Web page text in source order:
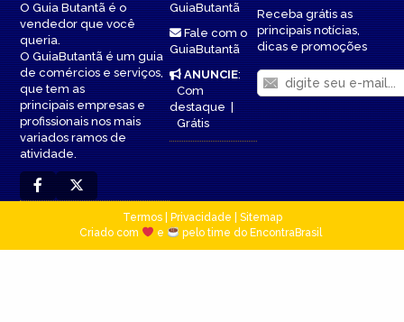
O Guia Butantã é o
vendedor que você
queria.
O GuiaButantã é um guia
de comércios e serviços,
que tem as
principais empresas e
profissionais nos mais
variados ramos de
atividade.
GuiaButantã
Fale com o
GuiaButantã
ANUNCIE:
Com
destaque|
Grátis
Receba grátis as
principais notícias,
dicas e promoções
Termos| Privacidade
Sitemap
Criado com
e pelo time do EncontraBrasil